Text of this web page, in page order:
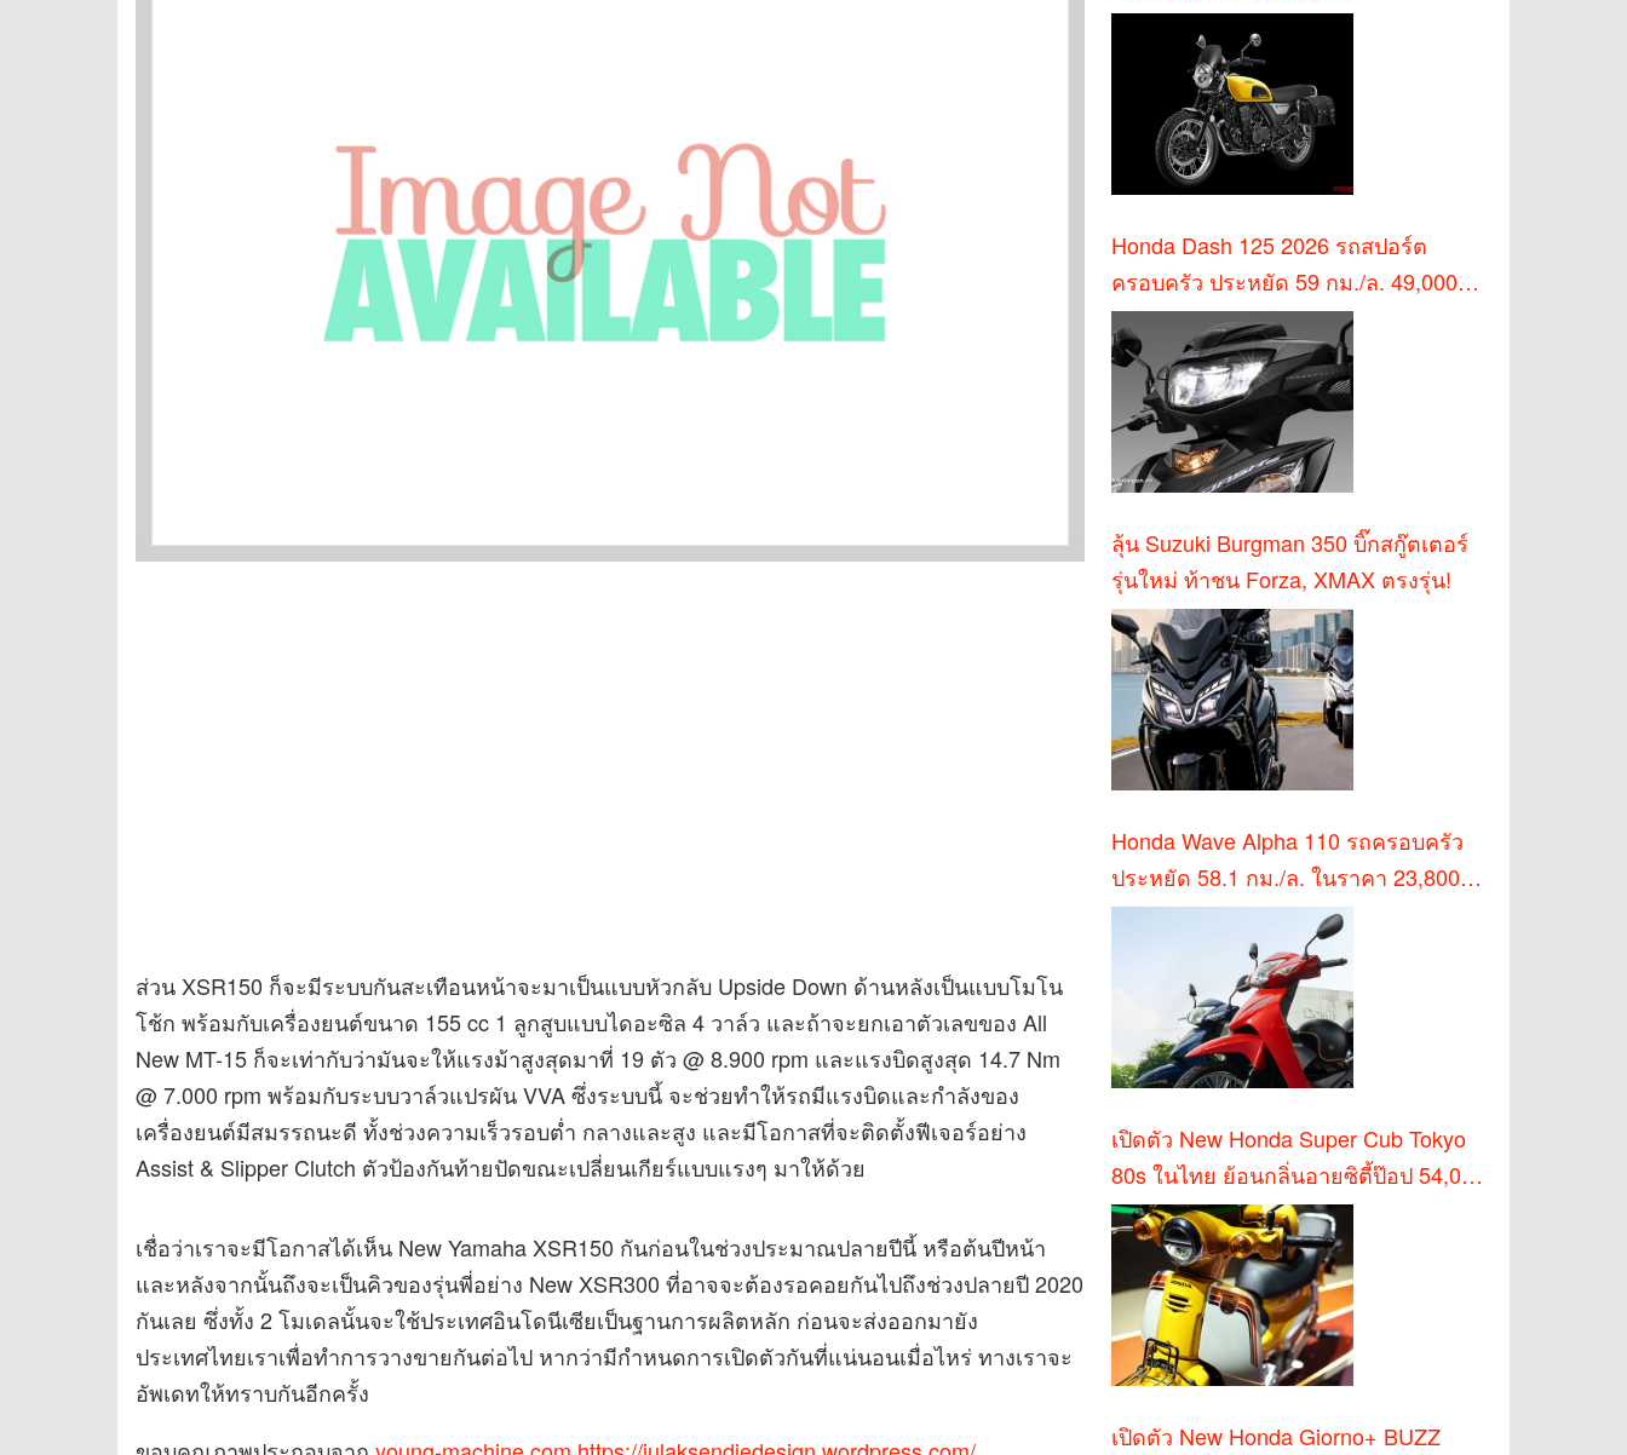
ส่วน XSR150 ก็จะมีระบบกันสะเทือนหน้าจะมาเป็นแบบหัวกลับ Upside Down ด้านหลังเป็นแบบโมโน
โช้ก พร้อมกับเครื่องยนต์ขนาด 155 cc 1 ลูกสูบแบบไดอะซิล 4 วาล์ว และถ้าจะยกเอาตัวเลขของ All
New MT-15 ก็จะเท่ากับว่ามันจะให้แรงม้าสูงสุดมาที่ 19 ตัว @ 8.900 rpm และแรงบิดสูงสุด 14.7 Nm
@ 7.000 rpm พร้อมกับระบบวาล์วแปรผัน VVA ซึ่งระบบนี้ จะช่วยทำให้รถมีแรงบิดและกำลังของ
เครื่องยนต์มีสมรรถนะดี ทั้งช่วงความเร็วรอบต่ำ กลางและสูง และมีโอกาสที่จะติดตั้งฟีเจอร์อย่าง
Assist & Slipper Clutch ตัวป้องกันท้ายปัดขณะเปลี่ยนเกียร์แบบแรงๆ มาให้ด้วย
เชื่อว่าเราจะมีโอกาสได้เห็น New Yamaha XSR150 กันก่อนในช่วงประมาณปลายปีนี้ หรือต้นปีหน้า
และหลังจากนั้นถึงจะเป็นคิวของรุ่นพี่อย่าง New XSR300 ที่อาจจะต้องรอคอยกันไปถึงช่วงปลายปี 2020
กันเลย ซึ่งทั้ง 2 โมเดลนั้นจะใช้ประเทศอินโดนีเซียเป็นฐานการผลิตหลัก ก่อนจะส่งออกมายัง
ประเทศไทยเราเพื่อทำการวางขายกันต่อไป หากว่ามีกำหนดการเปิดตัวกันที่แน่นอนเมื่อไหร่ ทางเราจะ
อัพเดทให้ทราบกันอีกครั้ง
Honda Dash 125 2026 รถสปอร์ต
ครอบครัว ประหยัด 59 กม./ล. 49,000
บาท
ลุ้น Suzuki Burgman 350 บิ๊กสกู๊ตเตอร์
รุ่นใหม่ ท้าชน Forza, XMAX ตรงรุ่น!
Honda Wave Alpha 110 รถครอบครัว
ประหยัด 58.1 กม./ล. ในราคา 23,800
บาท
เปิดตัว New Honda Super Cub Tokyo
80s ในไทย ย้อนกลิ่นอายซิตี้ป๊อป 54,000
บาท
เปิดตัว New Honda Giorno+ BUZZ